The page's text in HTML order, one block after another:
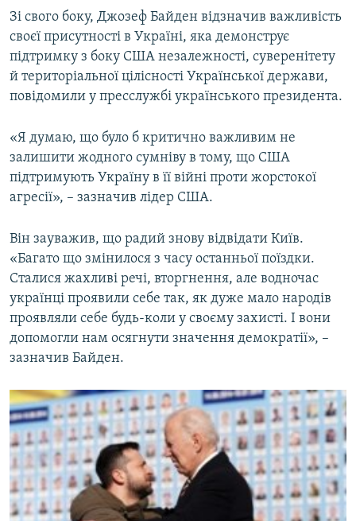
Зі свого боку, Джозеф Байден відзначив важливість
своєї присутності в Україні, яка демонструє
підтримку з боку США незалежності, суверенітету
й територіальної цілісності Української держави,
повідомили у пресслужбі українського президента.
«Я думаю, що було б критично важливим не
залишити жодного сумніву в тому, що США
підтримують Україну в її війні проти жорстокої
агресії», – зазначив лідер США.
Він зауважив, що радий знову відвідати Київ.
«Багато що змінилося з часу останньої поїздки.
Сталися жахливі речі, вторгнення, але водночас
українці проявили себе так, як дуже мало народів
проявляли себе будь-коли у своєму захисті. І вони
допомогли нам осягнути значення демократії», –
зазначив Байден.